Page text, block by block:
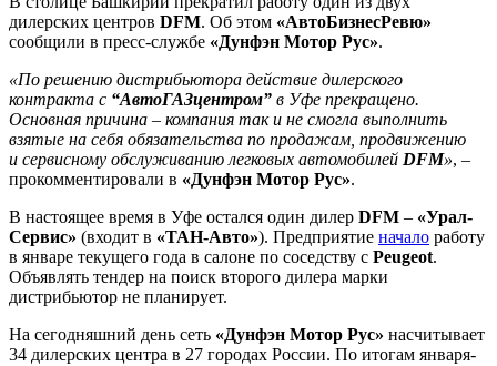
дилерских центров DFM. Об этом «АвтоБизнесРевю»
сообщили в пресс-службе «Дунфэн Мотор Рус».
«По решению дистрибьютора действие дилерского
контракта с “АвтоГАЗцентром” в Уфе прекращено.
Основная причина – компания так и не смогла выполнить
взятые на себя обязательства по продажам, продвижению
и сервисному обслуживанию легковых автомобилей DFM», –
прокомментировали в «Дунфэн Мотор Рус».
В настоящее время в Уфе остался один дилер DFM – «Урал-
Сервис» (входит в «ТАН-Авто»). Предприятие начало работу
в январе текущего года в салоне по соседству с Peugeot.
Объявлять тендер на поиск второго дилера марки
дистрибьютор не планирует.
На сегодняшний день сеть «Дунфэн Мотор Рус» насчитывает
34 дилерских центра в 27 городах России. По итогам января-